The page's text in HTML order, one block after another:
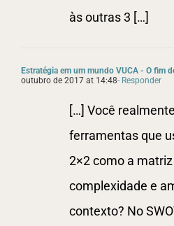
às outras 3 […]
Estratégia em um mundo VUCA - O fim
outubro de 2017 at 14:48- Responder
[…] Você
ferramentas que
2×2 como a
complexidade e
contexto? No